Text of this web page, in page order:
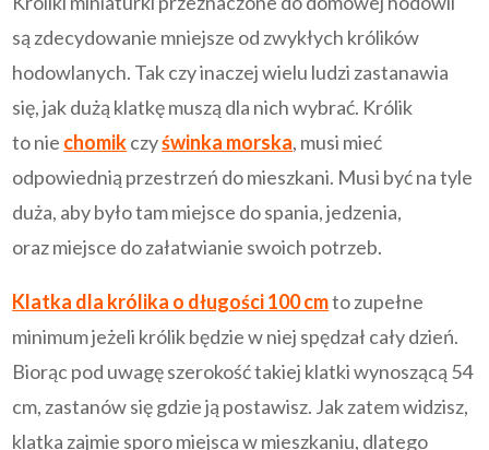
są zdecydowanie mniejsze od zwykłych królików
hodowlanych. Tak czy inaczej wielu ludzi zastanawia
się, jak dużą klatkę muszą dla nich wybrać. Królik
to nie chomikczyświnka morska, musi mieć
odpowiednią przestrzeń do mieszkani. Musi być na tyle
duża, aby było tam miejsce do spania, jedzenia,
oraz miejsce do załatwianie swoich potrzeb.
Klatka dla królika o długości 100 cmto zupełne
minimum jeżeli królik będzie w niej spędzał cały dzień.
Biorąc pod uwagę szerokość takiej klatki wynoszącą 54
cm, zastanów się gdzie ją postawisz. Jak zatem widzisz,
klatka zajmie sporo miejsca w mieszkaniu, dlatego